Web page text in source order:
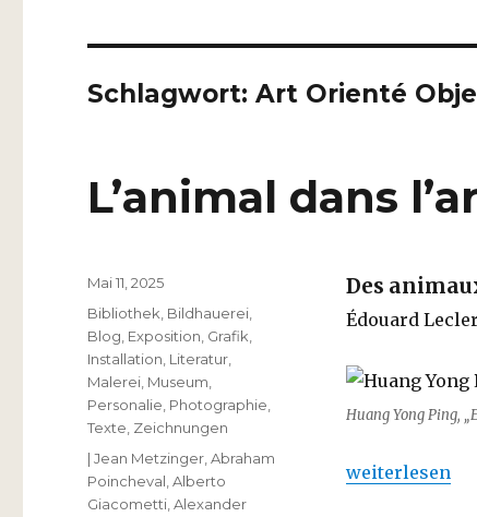
Schlagwort:Art Orienté
L’animal dans
Des
Édouard
Huang Yong Ping,
„L’animal
weiterlesen
Veröffentlicht
am
Mai 11, 2025
Kategorien
Bibliothek Bildhauerei
Blog Exposition Grafik
Installation Literatur
Malerei Museum
Personalie Photographie
Texte Zeichnungen
Schlagwörter
| Jean Metzinger ,Abraham
Poincheval ,Alberto
Giacometti ,Alexander